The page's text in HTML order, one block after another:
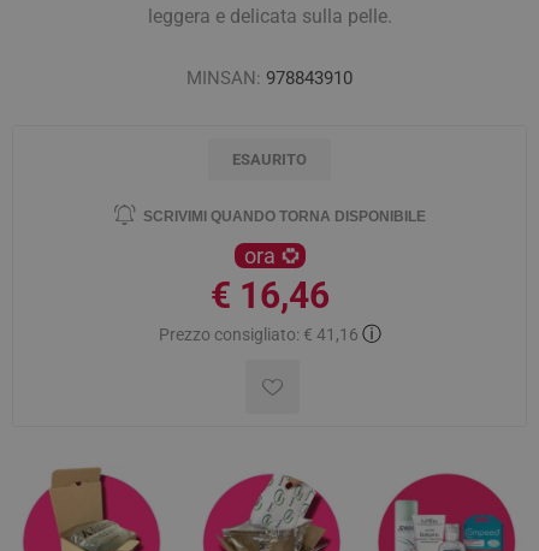
leggera e delicata sulla pelle.
MINSAN: 978843910
ESAURITO
SCRIVIMI QUANDO TORNA DISPONIBILE
ora
€ 16,46
Prezzo consigliato: € 41,16 ⓘ